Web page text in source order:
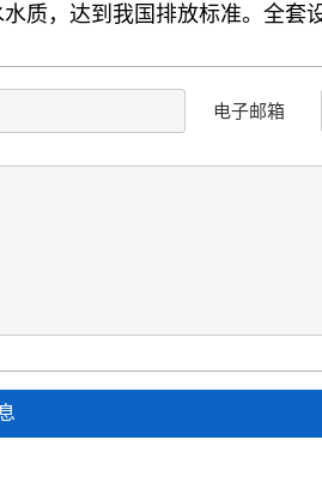
质，达到我国排放标准。全套
电子邮箱